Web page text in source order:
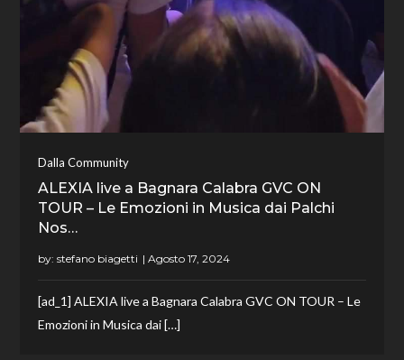
Dalla Community
ALEXIA live a Bagnara Calabra GVC ON
TOUR – Le Emozioni in Musica dai Palchi
Nos…
by:stefano biagetti
[ad_1] ALEXIA live a Bagnara Calabra GVC ON TOUR – Le
Emozioni in Musica dai […]